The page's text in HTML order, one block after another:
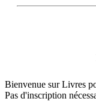
Bienvenue sur Livres
Pas d'inscription